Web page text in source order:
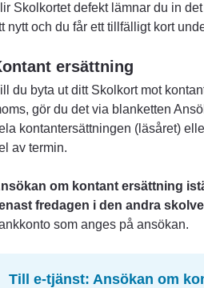
Skolkortet defekt lämnar du in
nytt och du får ett tillfälligt kort
ersättning
du byta ut ditt Skolkort mot
gör du det via blanketten
kontantersättningen (läsåret)
av termin.
om kontant ersättning
fredagen i den andra
som anges på ansökan.
Till e-tjänst: Ansökan om
öppnas i nytt fönster.